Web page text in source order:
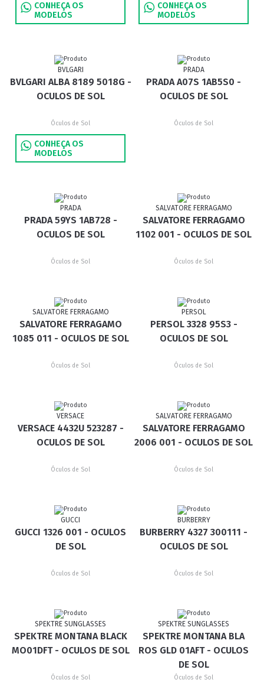
CONHEÇA OS
MODELOS
CONHEÇA OS
MODELOS
BVLGARI
BVLGARI ALBA 8189 5018G -
OCULOS DE SOL
Óculos de Sol
CONHEÇA OS
MODELOS
PRADA
PRADA A07S 1AB5S0 -
OCULOS DE SOL
Óculos de Sol
PRADA
PRADA 59YS 1AB728 -
OCULOS DE SOL
Óculos de Sol
SALVATORE FERRAGAMO
SALVATORE FERRAGAMO
1102 001 - OCULOS DE SOL
Óculos de Sol
SALVATORE FERRAGAMO
SALVATORE FERRAGAMO
1085 011 - OCULOS DE SOL
Óculos de Sol
PERSOL
PERSOL 3328 95S3 -
OCULOS DE SOL
Óculos de Sol
VERSACE
VERSACE 4432U 523287 -
OCULOS DE SOL
Óculos de Sol
SALVATORE FERRAGAMO
SALVATORE FERRAGAMO
2006 001 - OCULOS DE SOL
Óculos de Sol
GUCCI
GUCCI 1326 001 - OCULOS
DE SOL
Óculos de Sol
BURBERRY
BURBERRY 4327 300111 -
OCULOS DE SOL
Óculos de Sol
SPEKTRE SUNGLASSES
SPEKTRE MONTANA BLACK
MO01DFT - OCULOS DE SOL
Óculos de Sol
SPEKTRE SUNGLASSES
SPEKTRE MONTANA BLA
ROS GLD 01AFT - OCULOS
DE SOL
Óculos de Sol